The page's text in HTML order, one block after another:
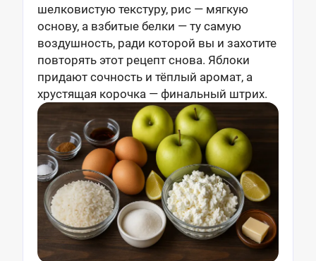
шелковистую текстуру, рис — мягкую
основу, а взбитые белки — ту самую
воздушность, ради которой вы и захотите
повторять этот рецепт снова. Яблоки
придают сочность и тёплый аромат, а
хрустящая корочка — финальный штрих.